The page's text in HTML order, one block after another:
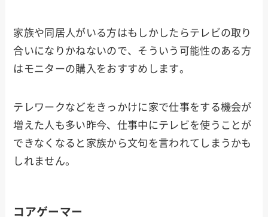
家族や同居人がいる方はもしかしたらテレビの取り
合いになりかねないので、そういう可能性のある方
はモニターの購入をおすすめします。
テレワークなどをきっかけに家で仕事をする機会が
増えた人も多い昨今、仕事中にテレビを使うことが
できなくなると家族から文句を言われてしまうかも
しれません。
コアゲーマー